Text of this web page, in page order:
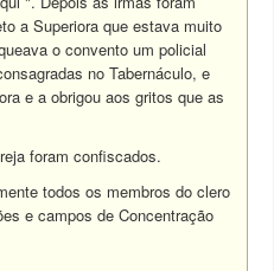
a Superiora que estava muito
o convento um policial
no Tabernáculo, e
e a obrigou aos gritos que as
foram confiscados.
todos os membros do clero
e campos de Concentração